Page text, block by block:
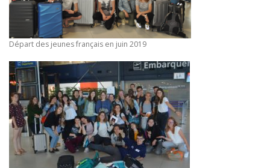
Départ des jeunes français en juin 2019